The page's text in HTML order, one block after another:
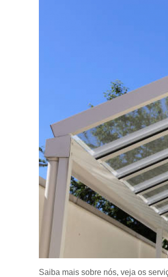
Saiba mais sobre nós, veja os